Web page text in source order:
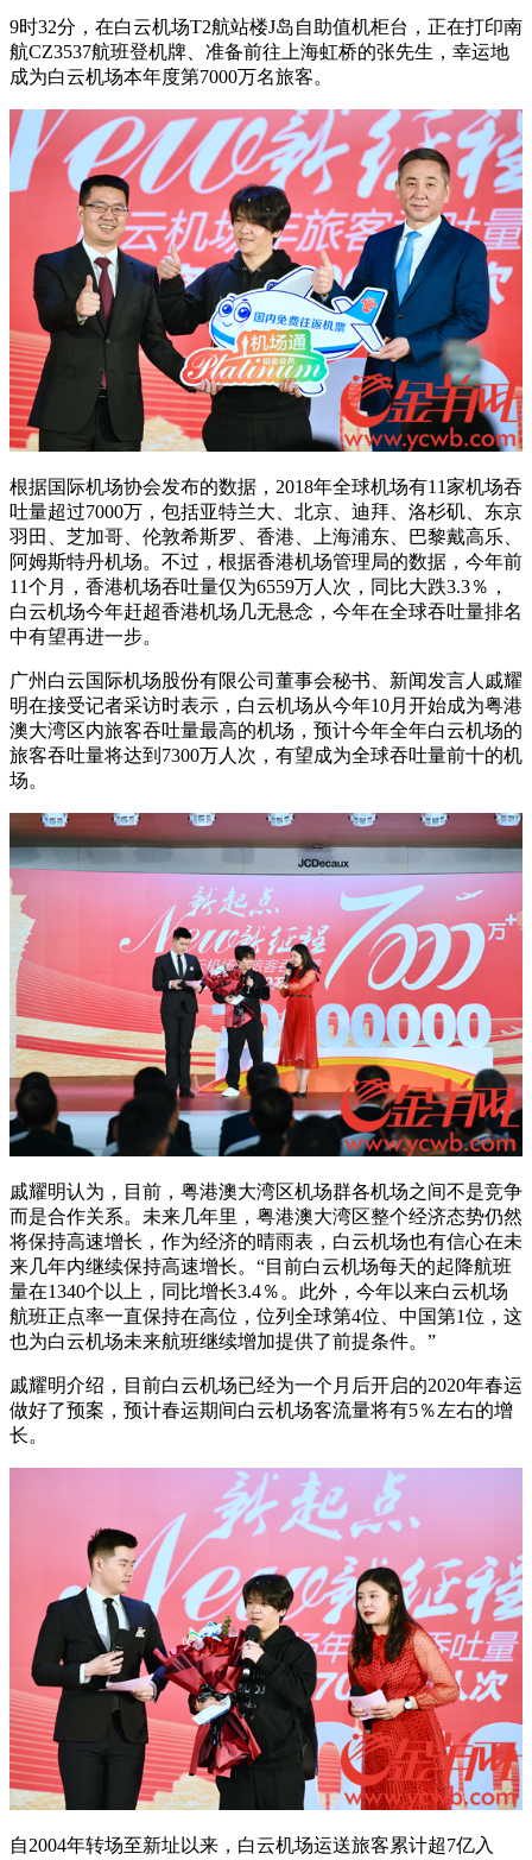
9时32分，在白云机场T2航站楼J岛自助值机柜台，正在打印南
航CZ3537航班登机牌、准备前往上海虹桥的张先生，幸运地
成为白云机场本年度第7000万名旅客。
根据国际机场协会发布的数据，2018年全球机场有11家机场吞
吐量超过7000万，包括亚特兰大、北京、迪拜、洛杉矶、东京
羽田、芝加哥、伦敦希斯罗、香港、上海浦东、巴黎戴高乐、
阿姆斯特丹机场。不过，根据香港机场管理局的数据，今年前
11个月，香港机场吞吐量仅为6559万人次，同比大跌3.3％，
白云机场今年赶超香港机场几无悬念，今年在全球吞吐量排名
中有望再进一步。
广州白云国际机场股份有限公司董事会秘书、新闻发言人戚耀
明在接受记者采访时表示，白云机场从今年10月开始成为粤港
澳大湾区内旅客吞吐量最高的机场，‌‌预计今年全年白云机场的
旅客吞吐量将达到7300万人次，有望成为全球吞吐量前十的机
场。
戚耀明认为，目前，粤港澳大湾区机场群各机场之间不是竞争
而是合作关系。未来几年里，粤港澳大湾区整个经济态势仍然
将保持高速增长，作为经济的晴雨表，白云机场也有信心在未
来几年内继续保持高速增长。“目前白云机场每天的起降航班
量在1340个以上，同比增长3.4％。此外，今年以来白云机场
航班正点率一直保持在高位，‌‌位列全球第4位、中国第1位，这
也为白云机场未来航班继续增加提供了前提条件。”
戚耀明介绍，目前白云机场已经为一个月后开启的2020年春运
做好了预案，预计春运期间白云机场客流量将有5％左右的增
长。‌‌
自2004年转场至新址以来，白云机场运送旅客累计超7亿入